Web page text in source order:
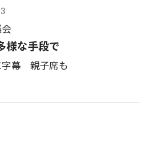
会
様な手段で
字幕 親子席も